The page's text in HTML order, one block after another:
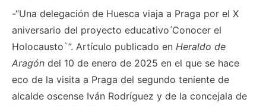
-“Una delegación de Huesca viaja a Praga por el X
aniversario del proyecto educativo ́Conocer el
Holocausto`”. Artículo publicado en Heraldo de
Aragón del 10 de enero de 2025 en el que se hace
eco de la visita a Praga del segundo teniente de
alcalde oscense Iván Rodríguez y de la concejala de